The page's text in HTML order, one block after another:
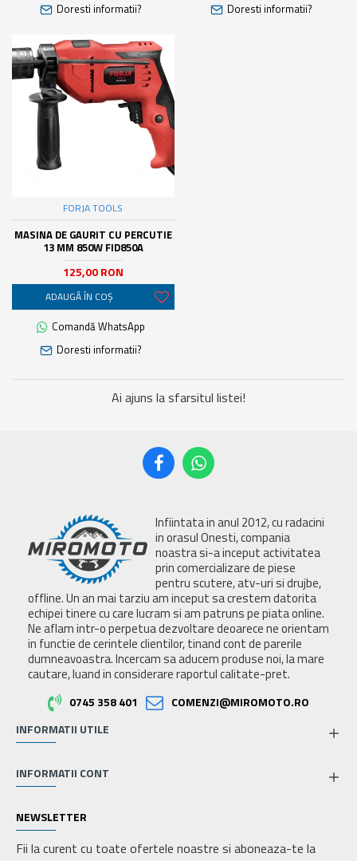
Doresti informatii?
Doresti informatii?
FORJA TOOLS
MASINA DE GAURIT CU PERCUTIE
13 MM 850W FID850A
125,00 RON
ADAUGĂ ÎN COŞ
Comandă WhatsApp
Doresti informatii?
Ai ajuns la sfarsitul listei!
Infiintata in anul 2012, cu radacini
in orasul Onesti, compania
noastra si-a inceput activitatea
prin comercializare de piese
pentru scutere, atv-uri si drujbe,
offline. Un an mai tarziu am inceput sa crestem datorita
echipei tinere cu care lucram si am patruns pe piata online.
Ne aflam intr-o perpetua dezvoltare deoarece ne orientam
in functie de cerintele clientilor, tinand cont de parerile
dumneavoastra. Incercam sa aducem produse noi, la mare
cautare, luand in considerare raportul calitate-pret.
0745 358 401
COMENZI@MIROMOTO.RO
INFORMATII UTILE
INFORMATII CONT
NEWSLETTER
Fii la curent cu toate ofertele noastre si aboneaza-te la